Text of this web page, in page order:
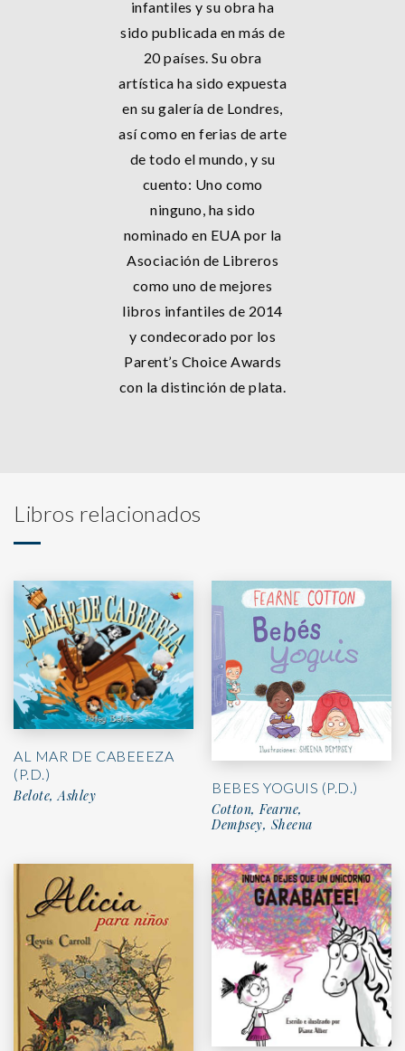
infantiles y su obra ha
sido publicada en más de
20 países. Su obra
artística ha sido expuesta
en su galería de Londres,
así como en ferias de arte
de todo el mundo, y su
cuento: Uno como
ninguno, ha sido
nominado en EUA por la
Asociación de Libreros
como uno de mejores
libros infantiles de 2014
y condecorado por los
Parent’s Choice Awards
con la distinción de plata.
Libros relacionados
AL MAR DE CABEEEZA
(P.D.)
Belote, Ashley
BEBES YOGUIS (P.D.)
Cotton, Fearne,
Dempsey, Sheena